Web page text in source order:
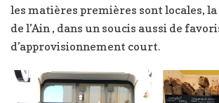
les matières premières sont locales,
de l’Ain , dans un soucis aussi de
d’approvisionnement court.